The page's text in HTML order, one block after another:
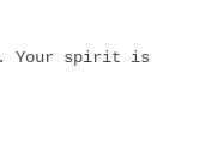
Your spirit is